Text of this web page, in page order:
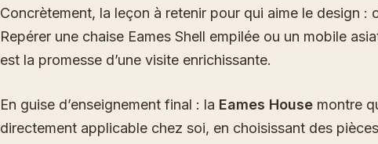
Concrètement, la leçon à retenir pour qui aime le design :
Repérer une chaise Eames Shell empilée ou un mobile
est la promesse d’une visite enrichissante.
En guise d’enseignement final : la Eames House montre
directement applicable chez soi, en choisissant des